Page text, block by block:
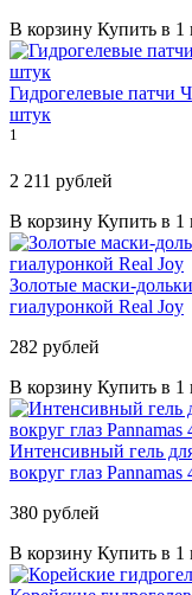
В корзину Купить в 1
Гидрогелевые патчи
штук
1
2 211 рублей
В корзину Купить в 1
Золотые маски-
гиалуронкой Real Joy
282 рублей
В корзину Купить в 1
Интенсивный гель
вокруг глаз Pannamas
380 рублей
В корзину Купить в 1